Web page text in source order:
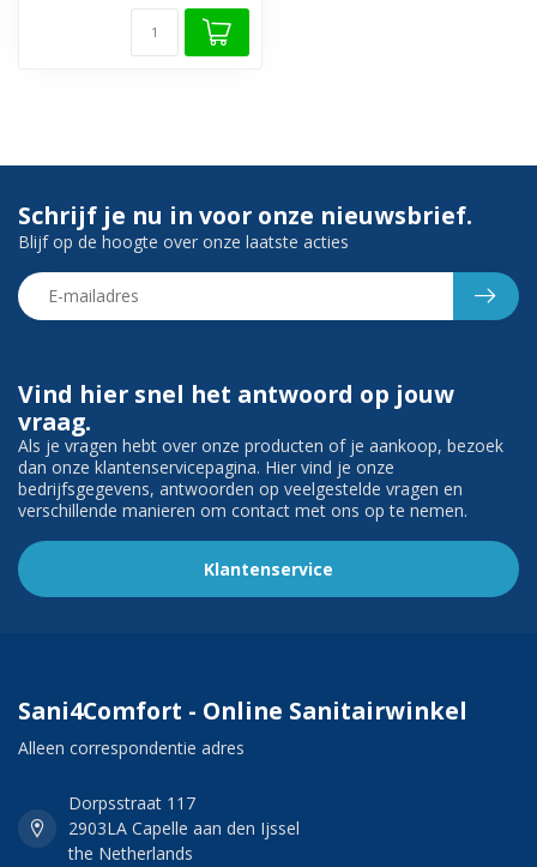
Vind hier snel het antwoord op jouw
vraag.
Als je vragen hebt over onze producten of je aankoop, bezoek
dan onze klantenservicepagina. Hier vind je onze
bedrijfsgegevens, antwoorden op veelgestelde vragen en
verschillende manieren om contact met ons op te nemen.
Klantenservice
Schrijf je nu in voor onze nieuwsbrief.
Blijf op de hoogte over onze laatste acties
Sani4Comfort - Online Sanitairwinkel
Alleen correspondentie adres
Dorpsstraat 117
2903LA Capelle aan den Ijssel
the Netherlands